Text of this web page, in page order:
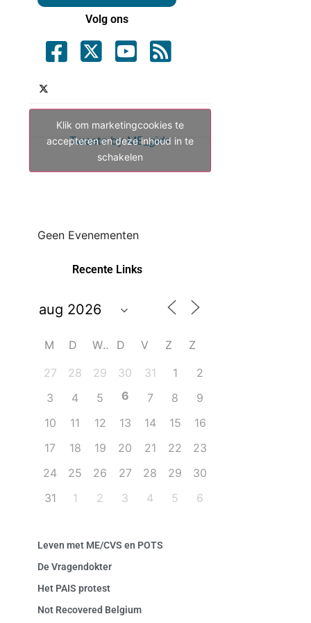
Volg ons
Tweets by ME_gids
Klik om marketingcookies te
accepteren en deze inhoud in te
schakelen
Geen Evenementen
Recente Links
M D W D V Z
Z
27
28 29 30 31 1
2
3
4 5 6 7 8
9
10
11 12 13 14 15
16
17
18 19 20 21 22
23
24
25 26 27 28 29
30
31
1 2 3 4 5 6
Leven met ME/CVS en POTS
De Vragendokter
Het PAIS protest
Not Recovered Belgium